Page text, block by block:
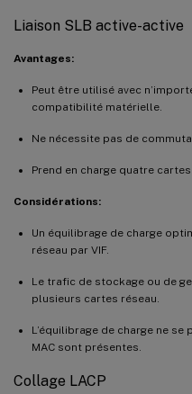
Liaison SLB active-active
Avantages:
Peut être utilisé avec
compatibilité matérielle.
Ne nécessite pas de
Prend en charge quatre
Considérations:
Un équilibrage de charge
réseau par VIF.
Le trafic de stockage ou de
plusieurs cartes réseau.
L’équilibrage de charge ne
MAC sont présentes.
Collage LACP